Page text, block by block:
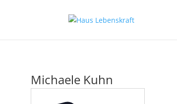
Michaele Kuhn